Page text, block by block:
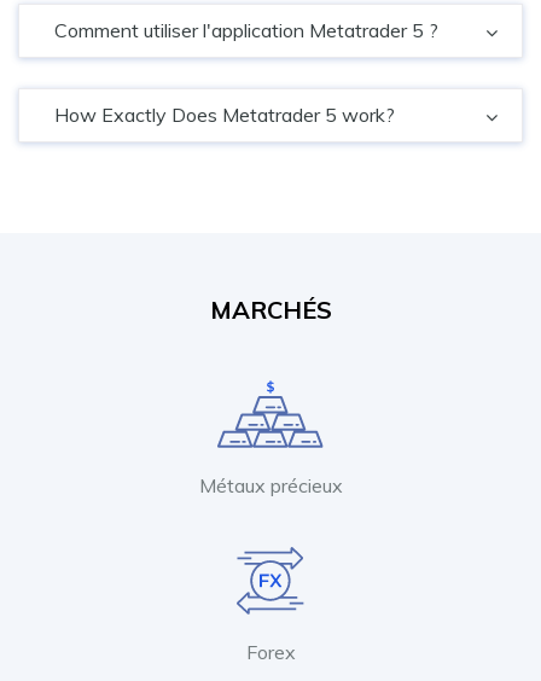
Comment utiliser l'application Metatrader 5 ?
How Exactly Does Metatrader 5 work?
MARCHÉS
Métaux précieux
Forex